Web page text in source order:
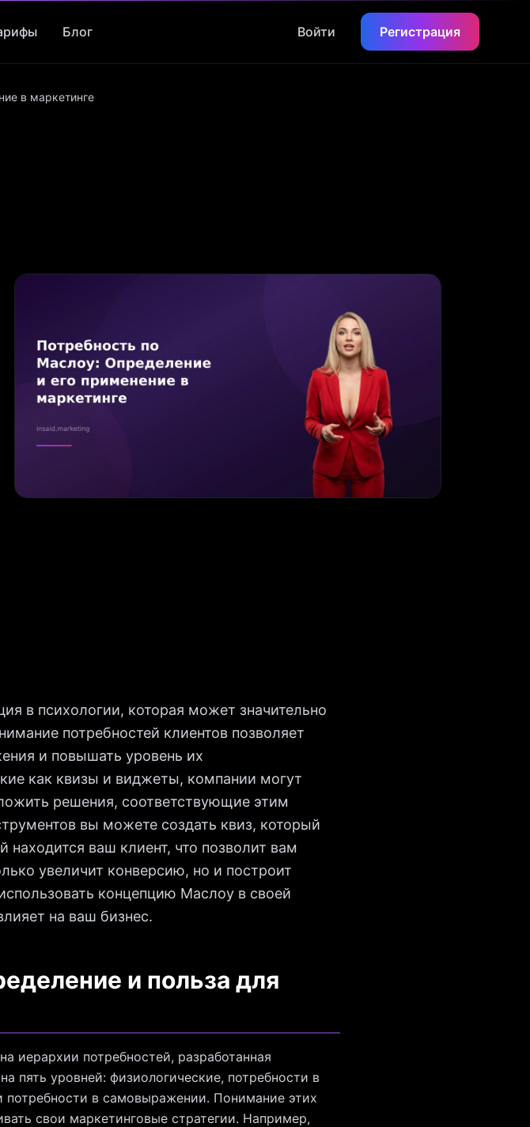
Блог Войти Регистрация
в маркетинге
в психологии, которая может значительно
потребностей клиентов позволяет
и повышать уровень их
как квизы и виджеты, компании могут
решения, соответствующие этим
вы можете создать квиз, который
ваш клиент, что позволит вам
увеличит конверсию, но и построит
концепцию Маслоу в своей
на ваш бизнес.
и польза для
иерархии потребностей, разработанная
пять уровней: физиологические, потребности в
потребности в самовыражении. Понимание этих
свои маркетинговые стратегии. Например,